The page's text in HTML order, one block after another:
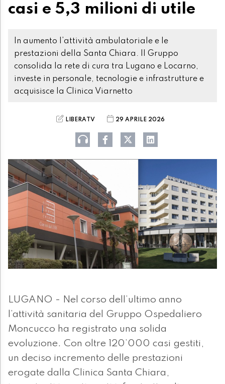
casi e 5,3 milioni di utile
In aumento l’attività ambulatoriale e le
prestazioni della Santa Chiara. Il Gruppo
consolida la rete di cura tra Lugano e Locarno,
investe in personale, tecnologie e infrastrutture e
acquisisce la Clinica Viarnetto
LIBERATV 29 APRILE 2026
LUGANO - Nel corso dell’ultimo anno
l’attività sanitaria del Gruppo Ospedaliero
Moncucco ha registrato una solida
evoluzione. Con oltre 120’000 casi gestiti,
un deciso incremento delle prestazioni
erogate dalla Clinica Santa Chiara,